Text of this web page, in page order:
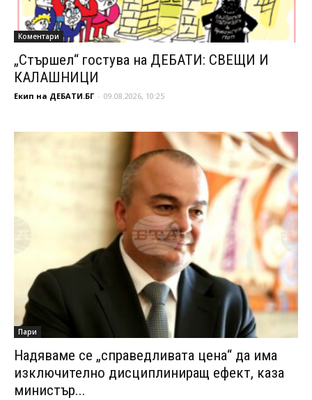
Коментари
„Стършел“ гостува на ДЕБАТИ: СВЕЩИ И
КАЛАШНИЦИ
Екип на ДЕБАТИ.БГ - 09.08.2026, 10:25
Пари
Надяваме се „справедливата цена“ да има
изключително дисциплиниращ ефект, каза
министър...